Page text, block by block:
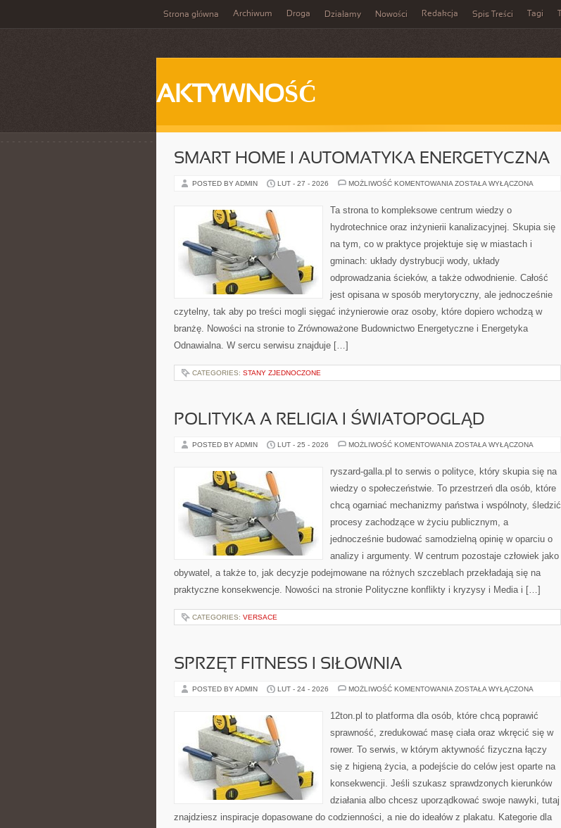
Strona główna Archiwum Droga Działamy Nowości Redakcja Spis Treści Tagi
AKTYWNOŚĆ
SMART HOME I AUTOMATYKA ENERGETYCZNA
POSTED BY ADMIN LUT - 27 - 2026 MOŻLIWOŚĆ KOMENTOWANIA SMART
AUTOMATYKA
ENERGETYCZNA
ZOSTAŁA WYŁĄCZONA
Ta strona to kompleksowe centrum wiedzy o
hydrotechnice oraz inżynierii kanalizacyjnej. Skupia się
na tym, co w praktyce projektuje się w miastach i
gminach: układy dystrybucji wody, układy
odprowadzania ścieków, a także odwodnienie. Całość
jest opisana w sposób merytoryczny, ale jednocześnie
czytelny, tak aby po treści mogli sięgać inżynierowie oraz osoby, które dopiero wchodzą w
branżę. Nowości na stronie to Zrównoważone Budownictwo Energetyczne i Energetyka
Odnawialna. W sercu serwisu znajduje […]
CATEGORIES: STANY ZJEDNOCZONE
POLITYKA A RELIGIA I ŚWIATOPOGLĄD
POSTED BY ADMIN LUT - 25 - 2026 MOŻLIWOŚĆ KOMENTOWANIA POLITYKA
I
ŚWIATOPOGLĄD
ZOSTAŁA WYŁĄCZONA
ryszard-galla.pl to serwis o polityce, który skupia się na
wiedzy o społeczeństwie. To przestrzeń dla osób, które
chcą ogarniać mechanizmy państwa i wspólnoty, śledzić
procesy zachodzące w życiu publicznym, a
jednocześnie budować samodzielną opinię w oparciu o
analizy i argumenty. W centrum pozostaje człowiek jako
obywatel, a także to, jak decyzje podejmowane na różnych szczeblach przekładają się na
praktyczne konsekwencje. Nowości na stronie Polityczne konflikty i kryzysy i Media i […]
CATEGORIES: VERSACE
SPRZĘT FITNESS I SIŁOWNIA
POSTED BY ADMIN LUT - 24 - 2026 MOŻLIWOŚĆ KOMENTOWANIA SPRZĘT
SIŁOWNIA
ZOSTAŁA WYŁĄCZONA
12ton.pl to platforma dla osób, które chcą poprawić
sprawność, zredukować masę ciała oraz wkręcić się w
rower. To serwis, w którym aktywność fizyczna łączy
się z higieną życia, a podejście do celów jest oparte na
konsekwencji. Jeśli szukasz sprawdzonych kierunków
działania albo chcesz uporządkować swoje nawyki, tutaj
znajdziesz inspiracje dopasowane do codzienności, a nie do ideałów z plakatu. Kategorie dla